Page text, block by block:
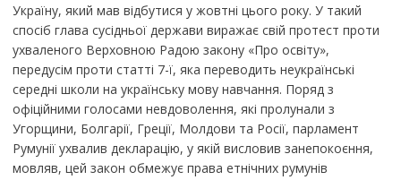
Україну, який мав відбутися у жовтні цього року. У такий
спосіб глава сусідньої держави виражає свій протест проти
ухваленого Верховною Радою закону «Про освіту»,
передусім проти статті 7-ї, яка переводить неукраїнські
середні школи на українську мову навчання. Поряд з
офіційними голосами невдоволення, які пролунали з
Угорщини, Болгарії, Греції, Молдови та Росії, парламент
Румунії ухвалив декларацію, у якій висловив занепокоєння,
мовляв, цей закон обмежує права етнічних румунів